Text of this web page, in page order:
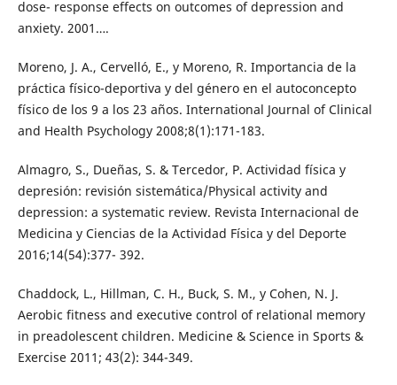
dose- response effects on outcomes of depression and
anxiety. 2001….
Moreno, J. A., Cervelló, E., y Moreno, R. Importancia de la
práctica físico-deportiva y del género en el autoconcepto
físico de los 9 a los 23 años. International Journal of Clinical
and Health Psychology 2008;8(1):171-183.
Almagro, S., Dueñas, S. & Tercedor, P. Actividad física y
depresión: revisión sistemática/Physical activity and
depression: a systematic review. Revista Internacional de
Medicina y Ciencias de la Actividad Física y del Deporte
2016;14(54):377- 392.
Chaddock, L., Hillman, C. H., Buck, S. M., y Cohen, N. J.
Aerobic fitness and executive control of relational memory
in preadolescent children. Medicine & Science in Sports &
Exercise 2011; 43(2): 344-349.